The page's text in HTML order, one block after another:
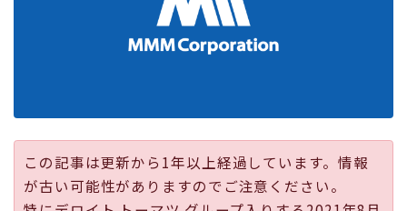
この記事は更新から1年以上経過しています。情報
が古い可能性がありますのでご注意ください。